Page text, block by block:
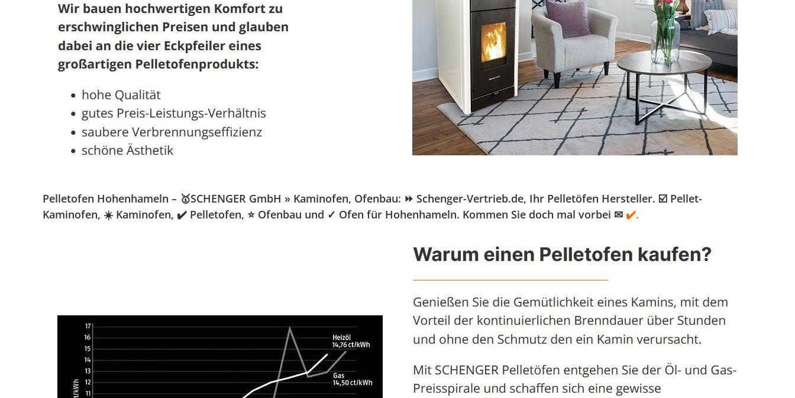
Pelletofen Hohenhameln – 🥇SCHENGER GmbH » Kaminofen, Ofenbau: ⏩ Schenger-Vertrieb.de, Ihr Pelletöfen Hersteller. ☑️ Pellet-
Kaminofen, ☀️ Kaminofen, ✔️ Pelletofen, ⭐ Ofenbau und ✓ Ofen für Hohenhameln. Kommen Sie doch mal vorbei ✉ ✔️.